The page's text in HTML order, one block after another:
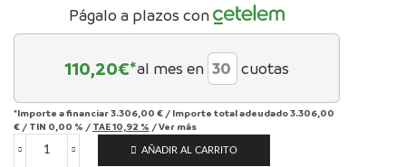
Págalo a plazos con
110,20€*al mes en cuotas
*Importe a financiar3.306,00 € / Importe total adeudado3.306,00
€ / TIN 0,00 % / TAE10,92 % /Ver más
Turbo
AÑADIR AL CARRITO